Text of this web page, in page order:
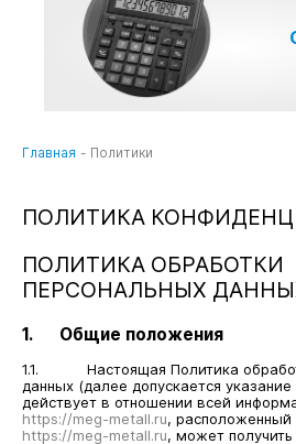
Главная - Политики
ПОЛИТИКА
ПОЛИТИКА ОБРАБОТКИ
ПЕРСОНАЛЬНЫХ
1. Общие положения
1.1. Настоящая Политика
данных (далее допускается
действует в отношении всей
https://meg-metall.ru,
https://meg-metall.ru, может